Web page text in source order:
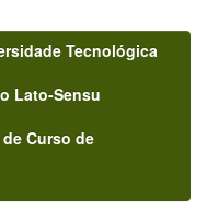
Tecnológica
Lato-Sensu
Curso de